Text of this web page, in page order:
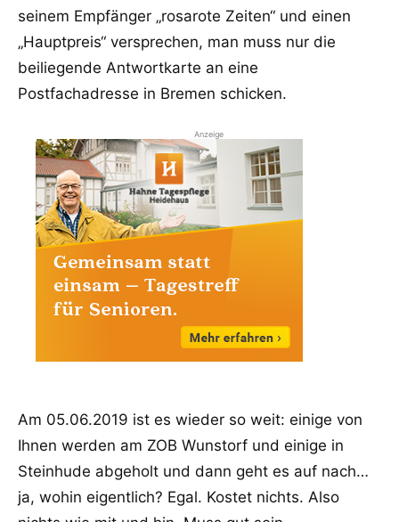
seinem Empfänger „rosarote Zeiten“ und einen
„Hauptpreis“ versprechen, man muss nur die
beiliegende Antwortkarte an eine
Postfachadresse in Bremen schicken.
Anzeige
Am 05.06.2019 ist es wieder so weit: einige von
Ihnen werden am ZOB Wunstorf und einige in
Steinhude abgeholt und dann geht es auf nach…
ja, wohin eigentlich? Egal. Kostet nichts. Also